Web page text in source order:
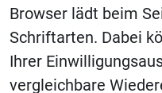
Browser lädt beim
Schriftarten. Dabei
Ihrer
vergleichbare